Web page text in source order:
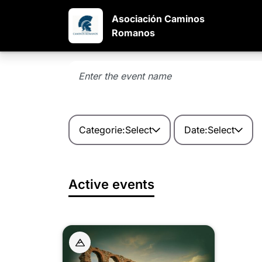
Asociación Caminos
Romanos
Categorie:Select Date:Select
Active events